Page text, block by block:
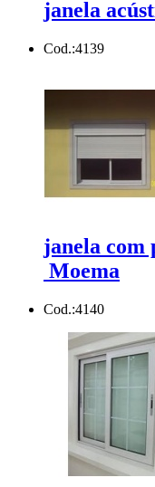
janela
Cod.:4139
janela com
Moema
Cod.:4140